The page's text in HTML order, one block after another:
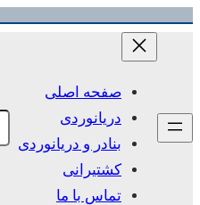
رفتن
صفحه اصلی
دریانوردی
بنادر و دریانوردی
کشتیرانی
تماس با ما